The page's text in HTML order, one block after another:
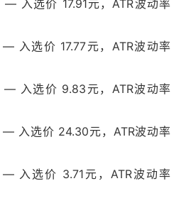
— 入选价 17.91元，ATR波动率
— 入选价 17.77元，ATR波动率
— 入选价 9.83元，ATR波动率
— 入选价 24.30元，ATR波动率
— 入选价 3.71元，ATR波动率